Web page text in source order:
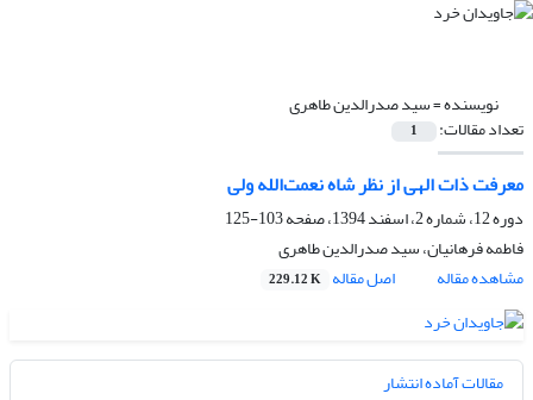
نویسنده =سید صدرالدین طاهری
تعداد مقالات: 1
معرفت ذات الهی از نظر شاه نعمت‌الله ولی
دوره 12، شماره 2، اسفند 1394، صفحه
103-125
فاطمه فرهانیان، سید صدرالدین طاهری
مشاهده مقاله
اصل مقاله 229.12 K
مقالات آماده انتشار